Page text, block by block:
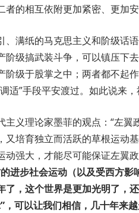
者的相互依附更加紧密、更加
、满纸的马克思主义和阶级话
阶级搞武装斗争，可以镇压下
阶级于股掌之中；两者都不起
适”手段平安渡过。如此说来
主义理论家墨菲的观点：“左
又培育独立而活跃的草根运动
强大，才能尽可能保证左翼
进步社会运动（以及受西方
了，这个世界是更加光明了，
，可以让我们相信，几十年来